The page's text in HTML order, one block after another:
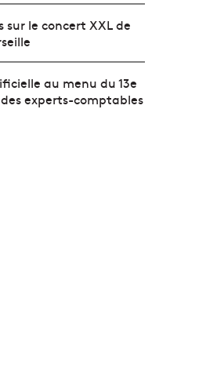
sur le concert XXL de
au menu du 13e
experts-comptables